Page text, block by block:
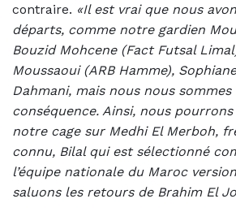
contraire. «Il est vrai que nous
départs, comme notre gardien
Bouzid Mohcene (Fact Futsal
Moussaoui (ARB Hamme),
Dahmani, mais nous nous
conséquence. Ainsi, nous
notre cage sur Medhi El Merboh,
connu, Bilal qui est sélectionné
l’équipe nationale du Maroc
saluons les retours de Brahim El